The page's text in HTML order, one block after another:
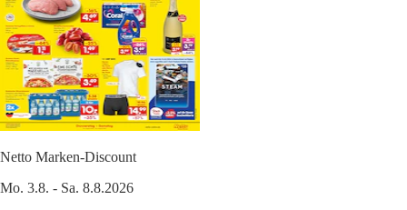
Netto Marken-Discount
Mo. 3.8. - Sa. 8.8.2026